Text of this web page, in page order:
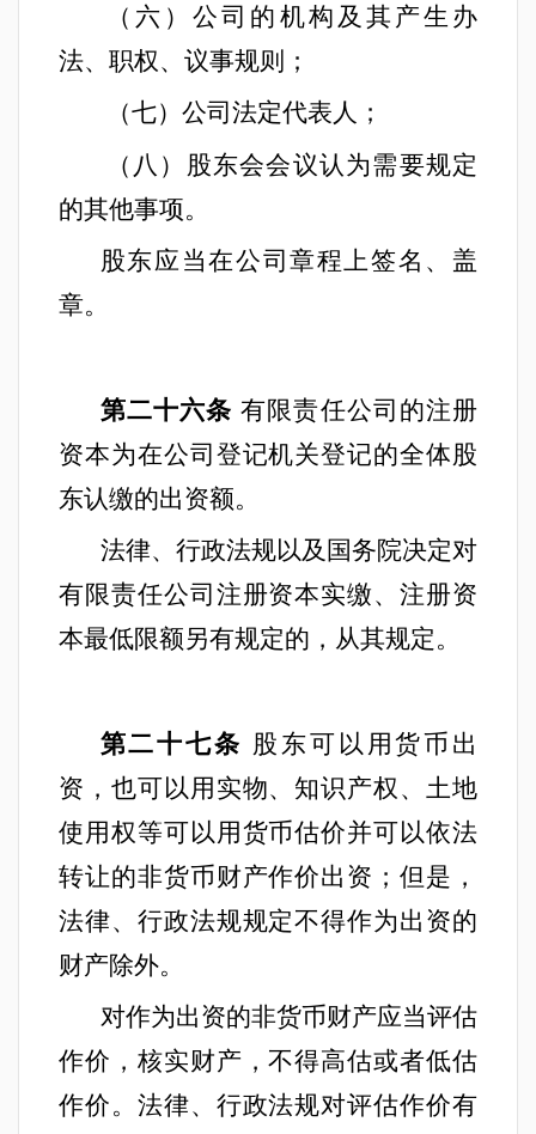
（六）公司的机构及其产生办
法、职权、议事规则；
（七）公司法定代表人；
（八）股东会会议认为需要规定
的其他事项。
股东应当在公司章程上签名、盖
章。
第二十六条 有限责任公司的注册
资本为在公司登记机关登记的全体股
东认缴的出资额。
法律、行政法规以及国务院决定对
有限责任公司注册资本实缴、注册资
本最低限额另有规定的，从其规定。
第二十七条 股东可以用货币出
资，也可以用实物、知识产权、土地
使用权等可以用货币估价并可以依法
转让的非货币财产作价出资；但是，
法律、行政法规规定不得作为出资的
财产除外。
对作为出资的非货币财产应当评估
作价，核实财产，不得高估或者低估
作价。法律、行政法规对评估作价有